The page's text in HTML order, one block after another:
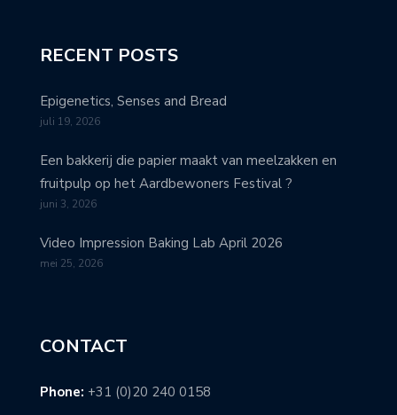
RECENT POSTS
Epigenetics, Senses and Bread
juli 19, 2026
Een bakkerij die papier maakt van meelzakken en
fruitpulp op het Aardbewoners Festival ?
juni 3, 2026
Video Impression Baking Lab April 2026
mei 25, 2026
CONTACT
Phone: +31 (0)20 240 0158